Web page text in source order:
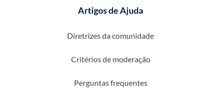
Artigos de Ajuda
Diretrizes da comunidade
Critérios de moderação
Perguntas frequentes